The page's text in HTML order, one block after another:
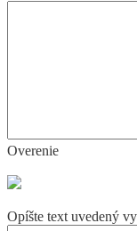
Overenie
Opíšte text uvedený